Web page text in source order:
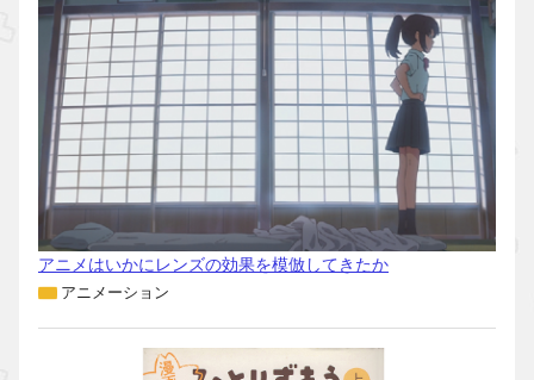
アニメはいかにレンズの効果を模倣してきたか
アニメーション